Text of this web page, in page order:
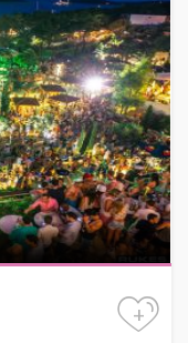
+